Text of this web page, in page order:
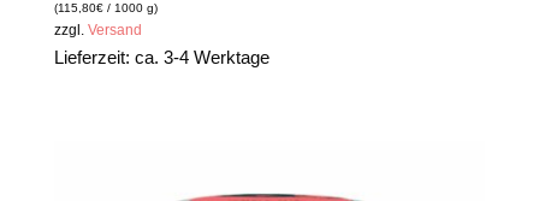
(115,80€/ 1000 g)
zzgl. Versand
Lieferzeit: ca. 3-4 Werktage